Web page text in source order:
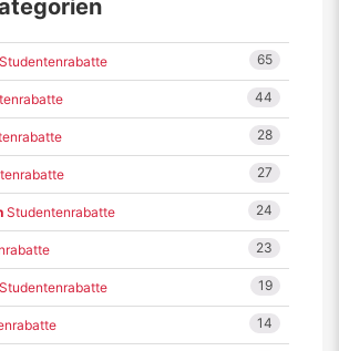
Studentenrabatte 65
44
28
27
Studentenrabatte 24
23
Studentenrabatte 19
14